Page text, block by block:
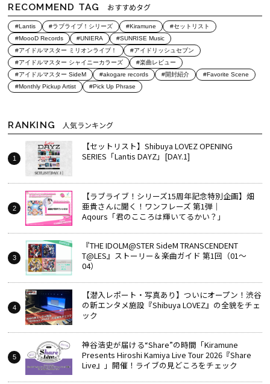
RECOMMEND TAG おすすめタグ
#Lantis #ラブライブ！シリーズ #Kiramune
#セットリスト
#MoooD Records
#UNIERA
#SUNRISE Music
#アイドルマスター ミリオンライブ！
#アイドリッシュセブン
#アイドルマスター シャイニーカラーズ
#楽曲レビュー
#アイドルマスター SideM
#akogare records #開封紹介
#Favorite Scene
#Monthly Pickup Artist
#Pick Up Phrase
RANKING 人気ランキング
【セットリスト】Shibuya LOVEZ OPENING
SERIES「Lantis DAYZ」[DAY.1]
【ラブライブ！シリーズ15周年記念特別企画】畑
亜貴さんに聞く！ワンフレーズ 第1弾｜
Aqours「君のこころは輝いてるかい？」
『THE IDOLM@STER SideM TRANSCENDENT
T@LES』ストーリー＆楽曲ガイド 第1回（01～
04）
【潜入レポート・写真あり】ついにオープン！渋谷
の新エンタメ施設『Shibuya LOVEZ』の全貌をチェ
ック
神谷浩史が届ける“Share”の時間――「Kiramune
Presents Hiroshi Kamiya Live Tour 2026『Share
Live』」開催！ライブの見どころをチェック